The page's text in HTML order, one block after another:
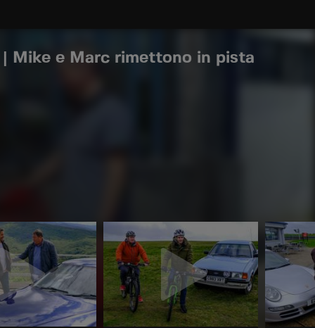
Mike e Marc rimettono in pista